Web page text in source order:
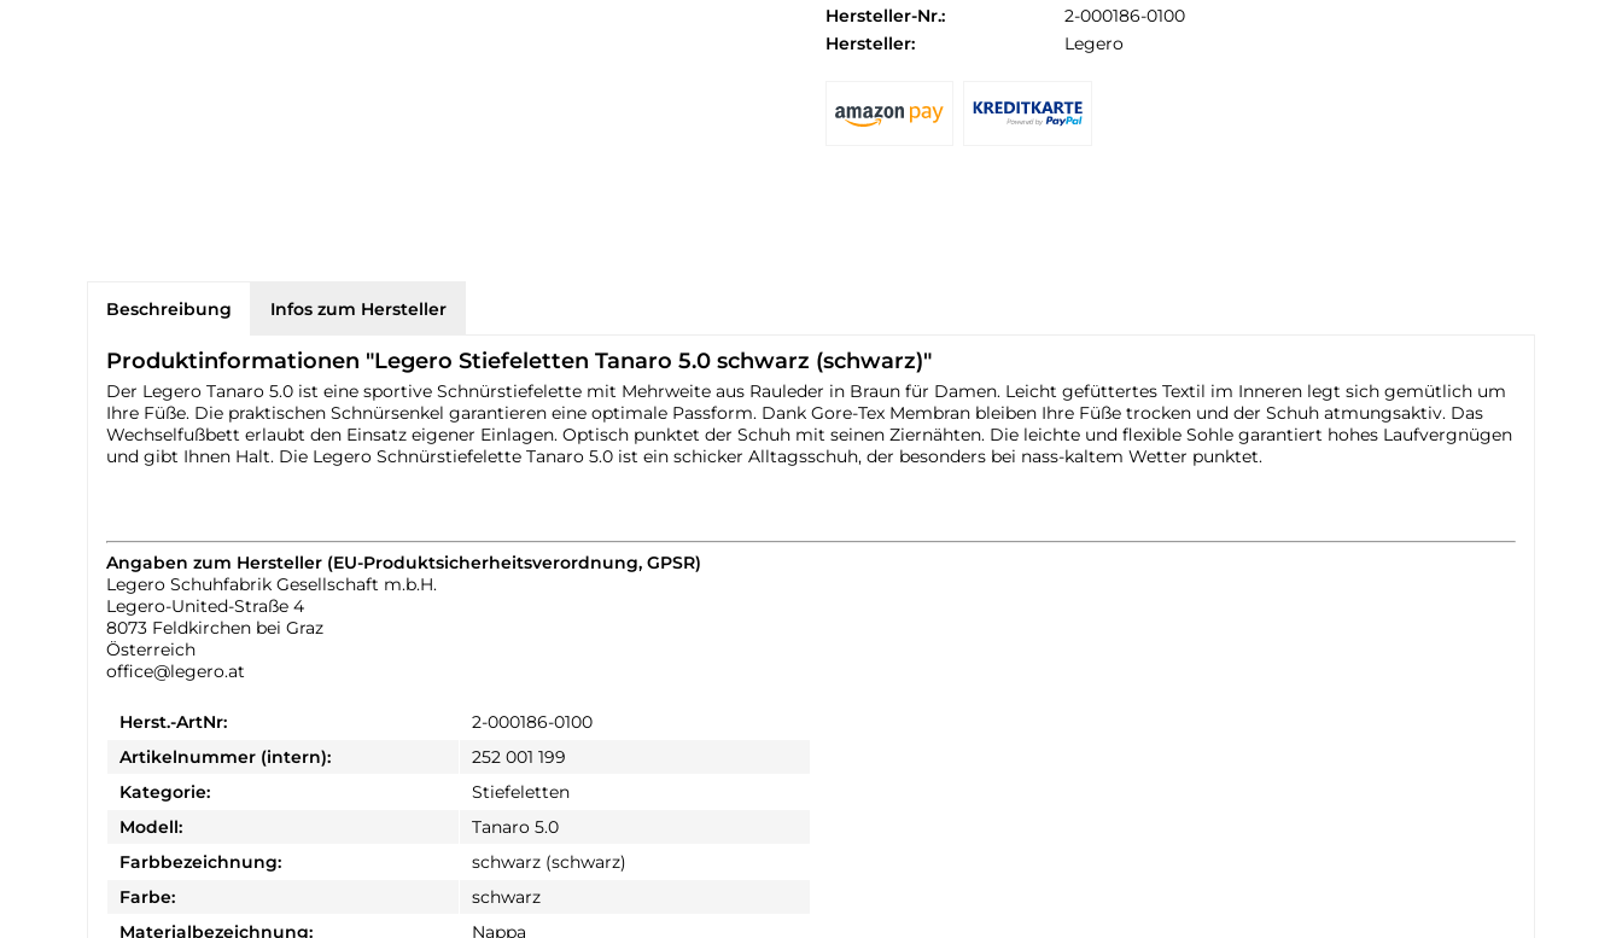
Hersteller-Nr.:
2-000186-0100
Hersteller:
Legero
Beschreibung Infos zum Hersteller
Produktinformationen "Legero Stiefeletten Tanaro 5.0 schwarz (schwarz)"
Der Legero Tanaro 5.0 ist eine sportive Schnürstiefelette mit Mehrweite aus Rauleder in Braun für Damen. Leicht gefüttertes Textil im Inneren legt sich gemütlich um
Ihre Füße. Die praktischen Schnürsenkel garantieren eine optimale Passform. Dank Gore-Tex Membran bleiben Ihre Füße trocken und der Schuh atmungsaktiv. Das
Wechselfußbett erlaubt den Einsatz eigener Einlagen. Optisch punktet der Schuh mit seinen Ziernähten. Die leichte und flexible Sohle garantiert hohes Laufvergnügen
und gibt Ihnen Halt. Die Legero Schnürstiefelette Tanaro 5.0 ist ein schicker Alltagsschuh, der besonders bei nass-kaltem Wetter punktet.
Angaben zum Hersteller (EU-Produktsicherheitsverordnung, GPSR)
Legero Schuhfabrik Gesellschaft m.b.H.
Legero-United-Straße 4
8073 Feldkirchen bei Graz
Österreich
office@legero.at
Herst.-ArtNr:
2-000186-0100
Artikelnummer (intern):
252 001 199
Kategorie:
Stiefeletten
Modell:
Tanaro 5.0
Farbbezeichnung:
schwarz (schwarz)
Farbe:
schwarz
Materialbezeichnung:
Nappa